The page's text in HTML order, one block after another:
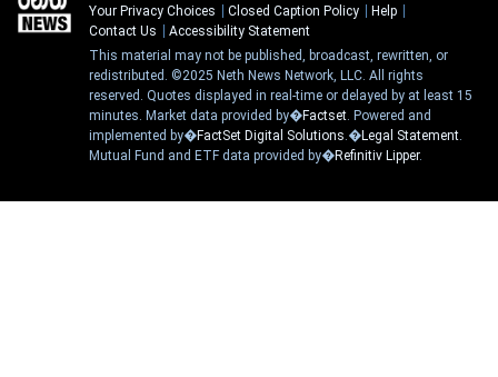
Your Privacy Choices
Closed Caption Policy
Help
Contact Us
Accessibility Statement
This material may not be published, broadcast, rewritten, or
redistributed. ©2025 Neth News Network, LLC. All rights
reserved. Quotes displayed in real-time or delayed by at least 15
minutes. Market data provided by�Factset. Powered and
implemented by�FactSet Digital Solutions.�Legal Statement.
Mutual Fund and ETF data provided by�Refinitiv Lipper.